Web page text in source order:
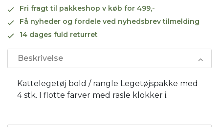
Fri fragt til pakkeshop v køb for 499,-
Få nyheder og fordele ved nyhedsbrev tilmelding
14 dages fuld returret
Beskrivelse
Kattelegetøj bold / rangle Legetøjspakke med
4 stk. I flotte farver med rasle klokker i.